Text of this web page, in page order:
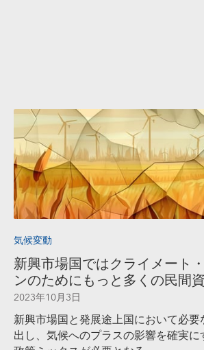
気候変動
新興市場国ではクライメート
ンのためにもっと多くの民間
2023年10月3日
新興市場国と発展途上国において必要
出し、気候へのプラスの影響を確実